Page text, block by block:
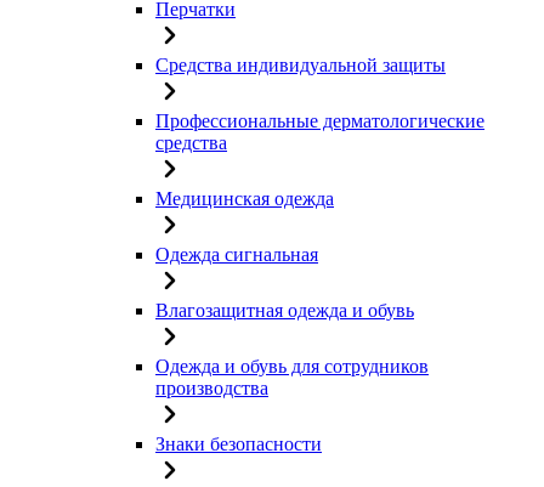
Перчатки
Средства индивидуальной защиты
Профессиональные дерматологические
средства
Медицинская одежда
Одежда сигнальная
Влагозащитная одежда и обувь
Одежда и обувь для сотрудников
производства
Знаки безопасности